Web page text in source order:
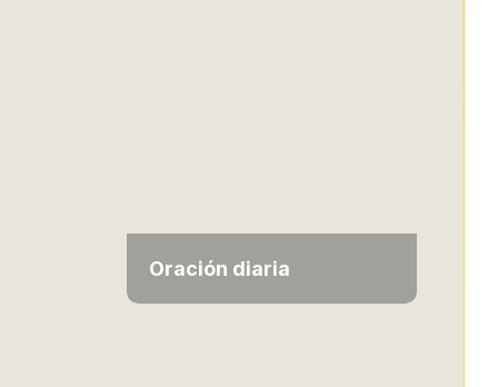
Oración diaria